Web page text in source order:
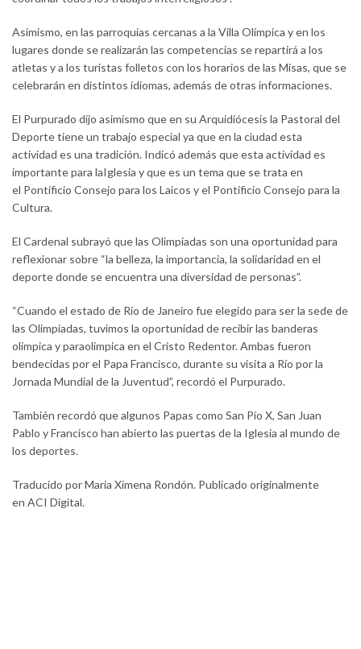
Asimismo, en las parroquias cercanas a la Villa Olímpica y en los
lugares donde se realizarán las competencias se repartirá a los
atletas y a los turistas folletos con los horarios de las Misas, que se
celebrarán en distintos idiomas, además de otras informaciones.
El Purpurado dijo asimismo que en su Arquidiócesis la Pastoral del
Deporte tiene un trabajo especial ya que en la ciudad esta
actividad es una tradición. Indicó además que esta actividad es
importante para laIglesia y que es un tema que se trata en
el Pontificio Consejo para los Laicos y el Pontificio Consejo para la
Cultura.
El Cardenal subrayó que las Olimpiadas son una oportunidad para
reflexionar sobre “la belleza, la importancia, la solidaridad en el
deporte donde se encuentra una diversidad de personas”.
“Cuando el estado de Río de Janeiro fue elegido para ser la sede de
las Olimpiadas, tuvimos la oportunidad de recibir las banderas
olímpica y paraolímpica en el Cristo Redentor. Ambas fueron
bendecidas por el Papa Francisco, durante su visita a Río por la
Jornada Mundial de la Juventud”, recordó el Purpurado.
También recordó que algunos Papas como San Pío X, San Juan
Pablo y Francisco han abierto las puertas de la Iglesia al mundo de
los deportes.
Traducido por María Ximena Rondón. Publicado originalmente
en ACI Digital.